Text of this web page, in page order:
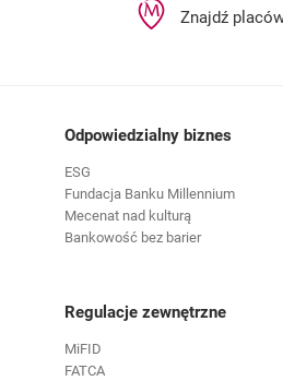
Znajdź
Odpowiedzialny biznes
ESG
Fundacja Banku Millennium
Mecenat nad kulturą
Bankowość bez barier
Regulacje zewnętrzne
MiFID
FATCA